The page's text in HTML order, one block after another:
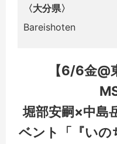
〈大分県〉
Bareishoten
【6/6金@
堀部安嗣×中島
ベント「『いの